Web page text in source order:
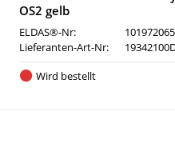
OS2 gelb
ELDAS®-Nr:
101972065
Lieferanten-Art-Nr:
Wird bestellt